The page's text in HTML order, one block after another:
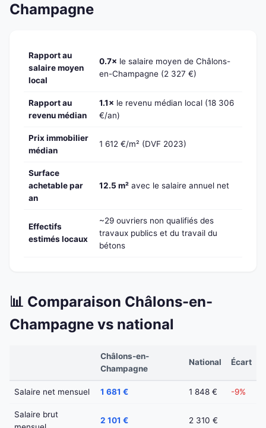
Champagne
Rapport au
salaire moyen
local
0.7× le salaire moyen de Châlons-
en-Champagne (2 327 €)
Rapport au
revenu médian
1.1× le revenu médian local (18 306
€/an)
Prix immobilier
médian
1 612 €/m² (DVF 2023)
Surface
achetable par
an
12.5 m² avec le salaire annuel net
Effectifs
estimés locaux
~29 ouvriers non qualifiés des
travaux publics et du travail du
bétons
📊 Comparaison Châlons-en-
Champagne vs national
Châlons-en-
Champagne
National Écart
Salaire net mensuel 1 681 € 1 848 € -9%
Salaire brut
2 101 € 2 310 €